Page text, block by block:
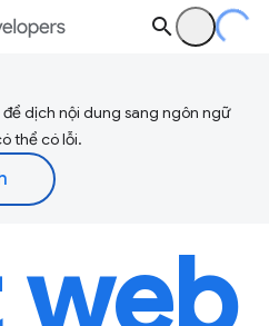
dịch nội dung sang ngôn ngữ
thể có lỗi.